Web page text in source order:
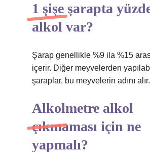
1 şişe şarapta
alkol var?
Şarap genellikle %9 ila %15
içerir. Diğer meyvelerden
şaraplar, bu meyvelerin adını alır.
Alkolmetre alkol
çıkmaması için ne
yapmalı?